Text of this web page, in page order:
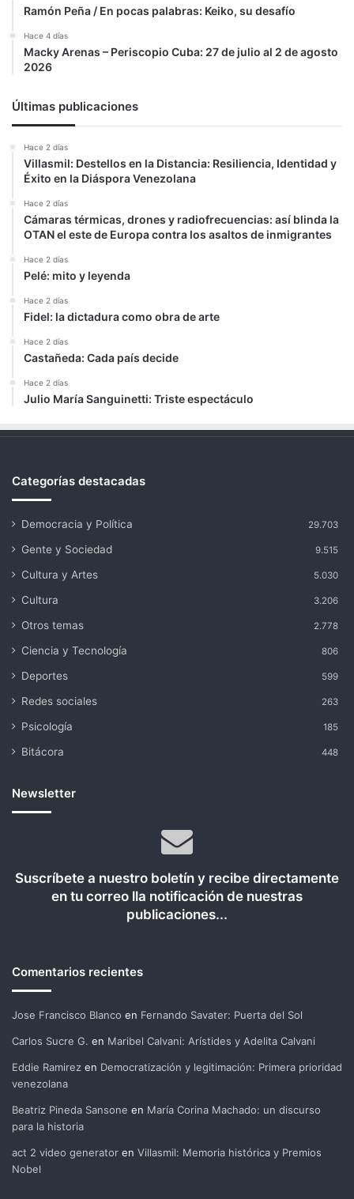
Ramón Peña / En pocas palabras: Keiko, su desafío
Hace 4 días
Macky Arenas – Periscopio Cuba: 27 de julio al 2 de agosto
2026
Últimas publicaciones
Hace 2 días
Villasmil: Destellos en la Distancia: Resiliencia, Identidad y
Éxito en la Diáspora Venezolana
Hace 2 días
Cámaras térmicas, drones y radiofrecuencias: así blinda la
OTAN el este de Europa contra los asaltos de inmigrantes
Hace 2 días
Pelé: mito y leyenda
Hace 2 días
Fidel: la dictadura como obra de arte
Hace 2 días
Castañeda: Cada país decide
Hace 2 días
Julio María Sanguinetti: Triste espectáculo
Categorías destacadas
Democracia y Política 29.703
Gente y Sociedad 9.515
Cultura y Artes 5.030
Cultura 3.206
Otros temas 2.778
Ciencia y Tecnología 806
Deportes 599
Redes sociales 263
Psicología 185
Bitácora 448
Newsletter
Suscríbete a nuestro boletín y recibe directamente
en tu correo lla notificación de nuestras
publicaciones...
Comentarios recientes
Jose Francisco Blanco en Fernando Savater: Puerta del Sol
Carlos Sucre G. en Maribel Calvani: Arístides y Adelita Calvani
Eddie Ramirez en Democratización y legitimación: Primera prioridad
venezolana
Beatriz Pineda Sansone en María Corina Machado: un discurso
para la historia
act 2 video generator en Villasmil: Memoria histórica y Premios
Nobel